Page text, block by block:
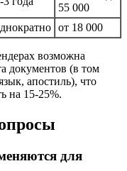
55 000
от 18 000
возможна
документов (в том
апостиль), что
на 15-25%.
для